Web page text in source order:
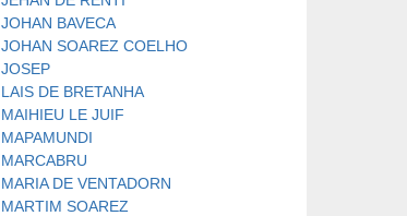
JOHAN BAVECA
JOHAN SOAREZ COELHO
JOSEP
LAIS DE BRETANHA
MAIHIEU LE JUIF
MAPAMUNDI
MARCABRU
MARIA DE VENTADORN
MARTIM SOAREZ